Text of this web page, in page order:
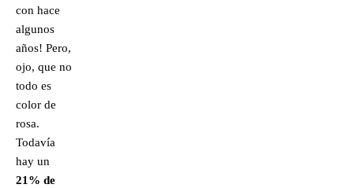
con hace
algunos
años! Pero,
ojo, que no
todo es
color de
rosa.
Todavía
hay un
21% de